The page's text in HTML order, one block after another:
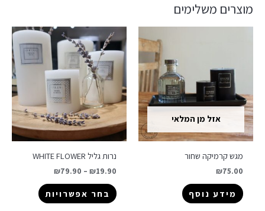
מוצרים משלימים
אזל מן המלאי
מגש קרמיקה שחור
₪75.00
מידע נוסף
נרות גליל WHITE FLOWER
₪19.90
–
₪79.90
בחר אפשרויות